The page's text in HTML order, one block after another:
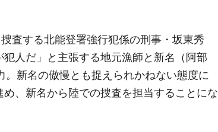
査する北能登署強行犯係の刑事・坂東秀
人だ」と主張する地元漁師と新名（阿部
新名の傲慢とも捉えられかねない態度に
、新名から陸での捜査を担当することにな